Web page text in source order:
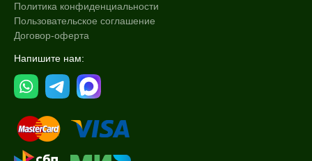
Политика конфиденциальности
Пользовательское соглашение
Договор-оферта
Напишите нам: